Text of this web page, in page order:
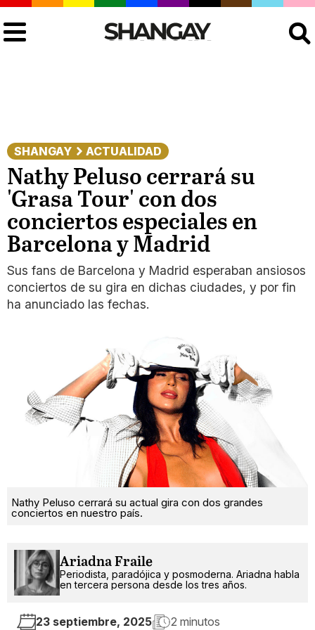
SHANGAY ACTUALIDAD
Nathy Peluso cerrará su
'Grasa Tour' con dos
conciertos especiales en
Barcelona y Madrid
Sus fans de Barcelona y Madrid esperaban ansiosos
conciertos de su gira en dichas ciudades, y por fin
ha anunciado las fechas.
Nathy Peluso cerrará su actual gira con dos grandes
conciertos en nuestro país.
Ariadna Fraile
Periodista, paradójica y posmoderna. Ariadna habla
en tercera persona desde los tres años.
23 septiembre, 2025 2 minutos